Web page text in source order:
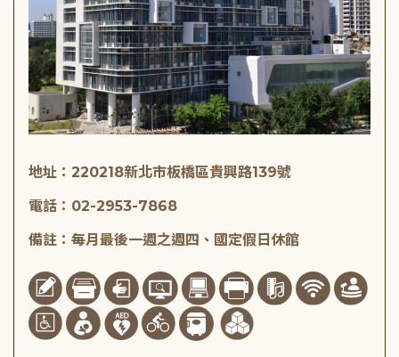
地址：220218新北市板橋區貴興路139號
電話：02-2953-7868
備註：每月最後一週之週四、國定假日休館